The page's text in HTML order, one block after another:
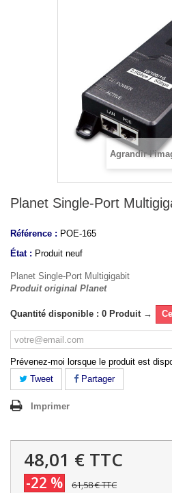
Agrandir
Planet Single-Port
Référence : POE-165
État : Produit neuf
Planet Single-Port Multigigabit
Produit original Planet
Quantité disponible : 0 Produit →
Prévenez-moi lorsque le produit est
Tweet
Partager
Imprimer
48,01 € TTC
-22 % 61,58 €TTC